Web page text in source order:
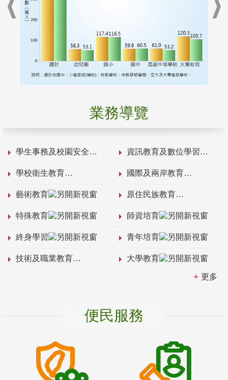
業務導覽
學生事務及校園安全 資訊教育及數位學習
學校衛生教育 國際及兩岸教育
藝術教育 原住民族教育
特殊教育 師資培育
終身學習 青年培育
技術及職業教育 大學教育
更多
便民服務